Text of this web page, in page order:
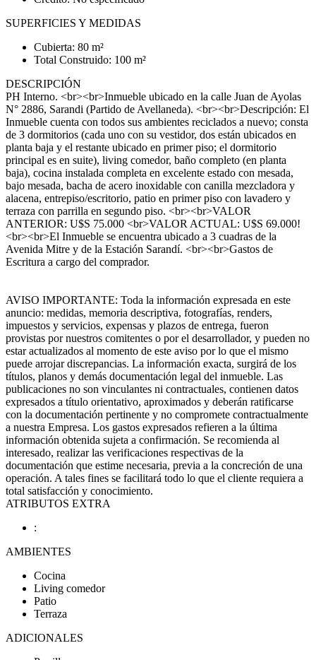
SUPERFICIES Y MEDIDAS
Cubierta: 80 m²
Total Construido: 100 m²
DESCRIPCIÓN
PH Interno. <br><br>Inmueble ubicado en la calle Juan de Ayolas
N° 2886, Sarandi (Partido de Avellaneda). <br><br>Descripción: El
Inmueble cuenta con todos sus ambientes reciclados a nuevo; consta
de 3 dormitorios (cada uno con su vestidor, dos están ubicados en
planta baja y el restante ubicado en primer piso; el dormitorio
principal es en suite), living comedor, baño completo (en planta
baja), cocina instalada completa en excelente estado con mesada,
bajo mesada, bacha de acero inoxidable con canilla mezcladora y
alacena, entrepiso/escritorio, patio en primer piso con lavadero y
terraza con parrilla en segundo piso. <br><br>VALOR
ANTERIOR: U$S 75.000 <br>VALOR ACTUAL: U$S 69.000!
<br><br>El Inmueble se encuentra ubicado a 3 cuadras de la
Avenida Mitre y de la Estación Sarandí. <br><br>Gastos de
Escritura a cargo del comprador.
AVISO IMPORTANTE: Toda la información expresada en este
anuncio: medidas, memoria descriptiva, fotografías, renders,
impuestos y servicios, expensas y plazos de entrega, fueron
provistas por nuestros comitentes o por el desarrollador, y pueden no
estar actualizados al momento de este aviso por lo que el mismo
puede arrojar discrepancias. La información exacta, surgirá de los
títulos, planos y demás documentación legal del inmueble. Las
publicaciones no son vinculantes ni contractuales, contienen datos
expresados a título orientativo, aproximados y deberán ratificarse
con la documentación pertinente y no compromete contractualmente
a nuestra Empresa. Los gastos expresados refieren a la última
información obtenida sujeta a confirmación. Se recomienda al
interesado, realizar las verificaciones respectivas de la
documentación que estime necesaria, previa a la concreción de una
operación. A tales fines se facilitará todo lo que el cliente requiera a
total satisfacción y conocimiento.
ATRIBUTOS EXTRA
:
AMBIENTES
Cocina
Living comedor
Patio
Terraza
ADICIONALES